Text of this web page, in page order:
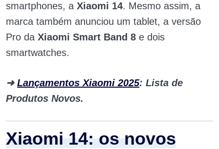
smartphones, a Xiaomi 14. Mesmo assim, a
marca também anunciou um tablet, a versão
Pro da Xiaomi Smart Band 8 e dois
smartwatches.
➜ Lançamentos Xiaomi 2025: Lista de
Produtos Novos.
Xiaomi 14: os novos